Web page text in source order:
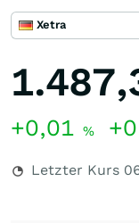
Xetra
+0,01 %
Letzter Kurs